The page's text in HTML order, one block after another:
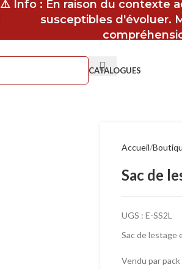
⚠️ Info : En raison du contexte
susceptibles d'évoluer.
CATALOGUES
Accueil
Sac de
UGS : E-SS2L
Sac de lestage
Vendu par